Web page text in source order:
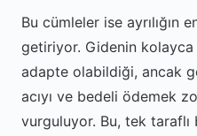
Bu cümleler ise ayrılığın
getiriyor. Gidenin kolayca
adapte olabildiği, ancak
acıyı ve bedeli ödemek
vurguluyor. Bu, tek taraflı